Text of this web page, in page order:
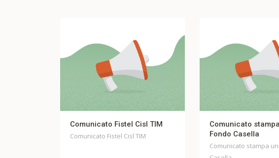
Comunicato Fistel Cisl TIM
Comunicato Fistel Cisl TIM
Comunicato stampa unitario
Fondo Casella
Comunicato stampa unitario Fondo